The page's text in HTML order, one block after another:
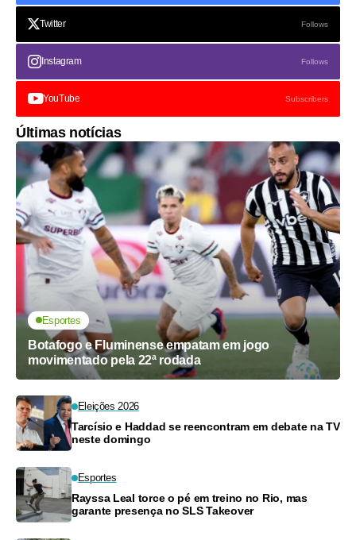
Twitter Follows
Instagram Follows
YouTube Subscribers
Últimas notícias
Esportes
Botafogo e Fluminense empatam em jogo
movimentado pela 22ª rodada
Eleições 2026
Tarcísio e Haddad se reencontram em debate na TV
neste domingo
Esportes
Rayssa Leal torce o pé em treino no Rio, mas
garante presença no SLS Takeover